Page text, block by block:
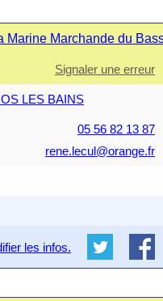
Marchande du
Signaler une erreur
LES BAINS
05 56 82 13 87
rene.lecul@orange.fr
les infos.